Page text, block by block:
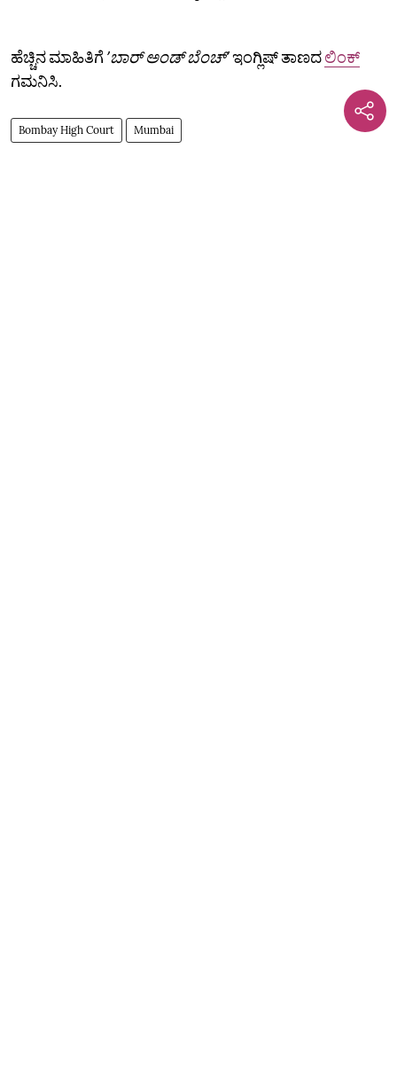
ಹೆಚ್ಚಿನ ಮಾಹಿತಿಗೆʼಬಾರ್‌ ಅಂಡ್‌ ಬೆಂಚ್‌ʼಇಂಗ್ಲಿಷ್‌ ತಾಣದಲಿಂಕ್‌
ಗಮನಿಸಿ.
Bombay High Court Mumbai